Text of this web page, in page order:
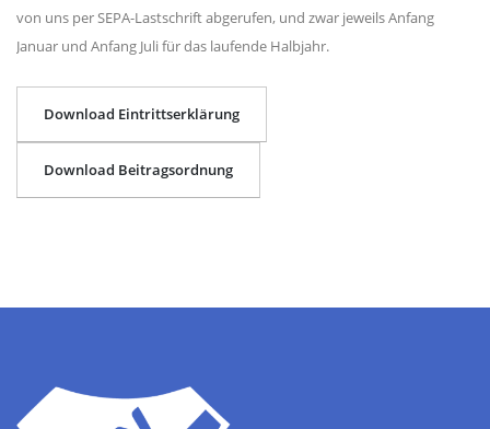
von uns per SEPA-Lastschrift abgerufen, und zwar jeweils Anfang
Januar und Anfang Juli für das laufende Halbjahr.
Download Eintrittserklärung
Download Beitragsordnung